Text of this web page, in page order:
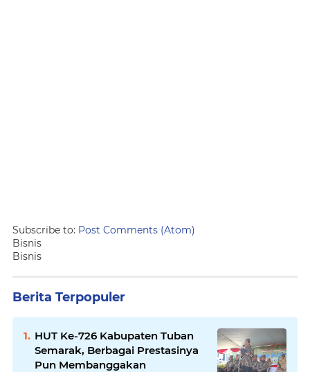
Subscribe to: Post Comments (Atom)
Bisnis
Bisnis
Berita Terpopuler
HUT Ke-726 Kabupaten Tuban
Semarak, Berbagai Prestasinya
Pun Membanggakan